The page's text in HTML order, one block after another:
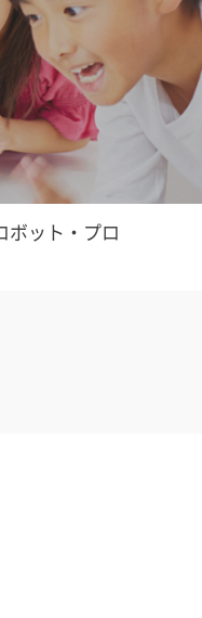
ボット・プロ